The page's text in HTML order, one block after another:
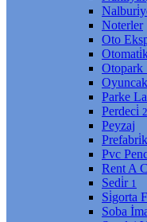
Noterler
Oto
Otopark
Parke
Perdeci̇
Peyzaj
Prefabri̇k
Pvc
Rent A
Sedi̇r 1
Si̇gorta
Soba